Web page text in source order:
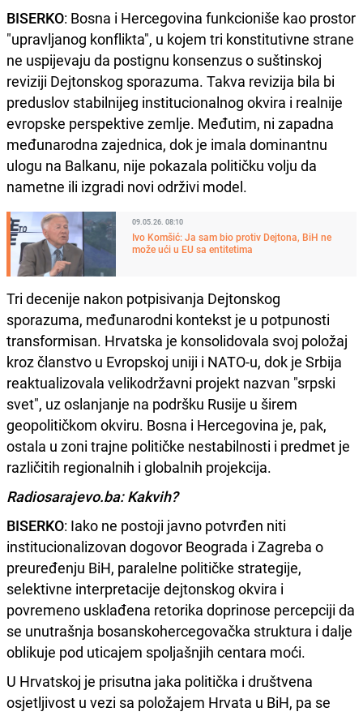
BISERKO: Bosna i Hercegovina funkcioniše kao prostor
"upravljanog konflikta", u kojem tri konstitutivne strane
ne uspijevaju da postignu konsenzus o suštinskoj
reviziji Dejtonskog sporazuma. Takva revizija bila bi
preduslov stabilnijeg institucionalnog okvira i realnije
evropske perspektive zemlje. Međutim, ni zapadna
međunarodna zajednica, dok je imala dominantnu
ulogu na Balkanu, nije pokazala političku volju da
nametne ili izgradi novi održivi model.
09.05.26. 08:10
Ivo Komšić: Ja sam bio protiv Dejtona, BiH ne
može ući u EU sa entitetima
Tri decenije nakon potpisivanja Dejtonskog
sporazuma, međunarodni kontekst je u potpunosti
transformisan. Hrvatska je konsolidovala svoj položaj
kroz članstvo u Evropskoj uniji i NATO-u, dok je Srbija
reaktualizovala velikodržavni projekt nazvan "srpski
svet", uz oslanjanje na podršku Rusije u širem
geopolitičkom okviru. Bosna i Hercegovina je, pak,
ostala u zoni trajne političke nestabilnosti i predmet je
različitih regionalnih i globalnih projekcija.
Radiosarajevo.ba: Kakvih?
BISERKO: Iako ne postoji javno potvrđen niti
institucionalizovan dogovor Beograda i Zagreba o
preuređenju BiH, paralelne političke strategije,
selektivne interpretacije dejtonskog okvira i
povremeno usklađena retorika doprinose percepciji da
se unutrašnja bosanskohercegovačka struktura i dalje
oblikuje pod uticajem spoljašnjih centara moći.
U Hrvatskoj je prisutna jaka politička i društvena
osjetljivost u vezi sa položajem Hrvata u BiH, pa se